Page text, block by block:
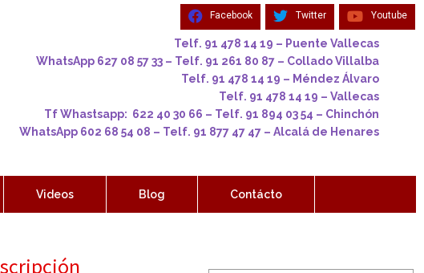
Facebook Twitter Youtube
Telf. 91 478 14 19 – Puente Vallecas
WhatsApp 627 08 57 33 – Telf. 91 261 80 87 – Collado Villalba
Telf. 91 478 14 19 – Méndez Álvaro
Telf. 91 478 14 19 – Vallecas
Tf Whastsapp: 622 40 30 66 – Telf. 91 894 03 54 – Chinchón
WhatsApp 602 68 54 08 – Telf. 91 877 47 47 – Alcalá de Henares
Videos Blog Contácto